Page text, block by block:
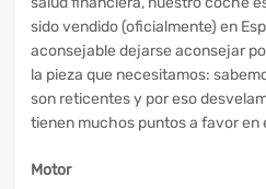
sido vendido (oficialmente) en
aconsejable dejarse aconsejar
la pieza que necesitamos:
son reticentes y por eso
tienen muchos puntos a favor en
Motor